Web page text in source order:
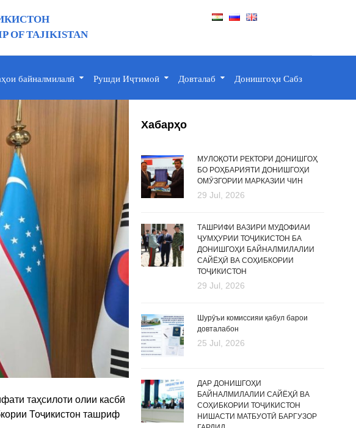
OF TAJIKISTAN
байналмилалӣ Рушди Иҷтимоӣ Довталаб Донишгоҳи Сабз
таҳсилоти олии касбӣ
Тоҷикистон ташриф
Хабарҳо
МУЛОҚОТИ РЕКТОРИ ДОНИШГОҲ
БО РОҲБАРИЯТИ ДОНИШГОҲИ
ОМӮЗГОРИИ МАРКАЗИИ ЧИН
29 Jul, 2026
ТАШРИФИ ВАЗИРИ МУДОФИАИ
ҶУМҲУРИИ ТОҶИКИСТОН БА
ДОНИШГОҲИ БАЙНАЛМИЛАЛИИ
САЙЁҲӢ ВА СОҲИБКОРИИ
ТОҶИКИСТОН
29 Jul, 2026
Шурӯъи комиссияи қабул барои
довталабон
25 Jul, 2026
ДАР ДОНИШГОҲИ
БАЙНАЛМИЛАЛИИ САЙЁҲӢ ВА
СОҲИБКОРИИ ТОҶИКИСТОН
НИШАСТИ МАТБУОТӢ БАРГУЗОР